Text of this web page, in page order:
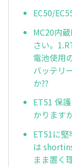
EC50/
MC20内
さい。
電池使用
バッテリ
か??
ET51 保
かります
ET51に
は
まま置く